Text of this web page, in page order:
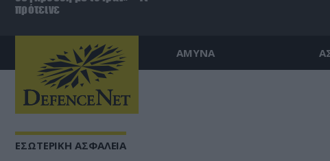
πρότεινε
ΑΜΥΝΑ
ΕΣΩΤΕΡΙΚΗ ΑΣΦΑΛΕΙΑ